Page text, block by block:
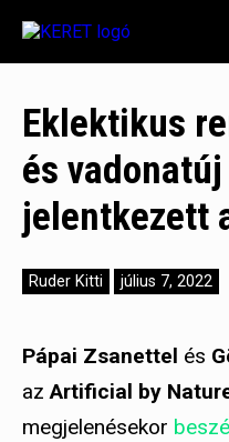
Eklektikus
és
jelentkezett
Ruder Kitti július 7, 2022
Pápai Zsanettel és
azArtificial by
megjelenésekor